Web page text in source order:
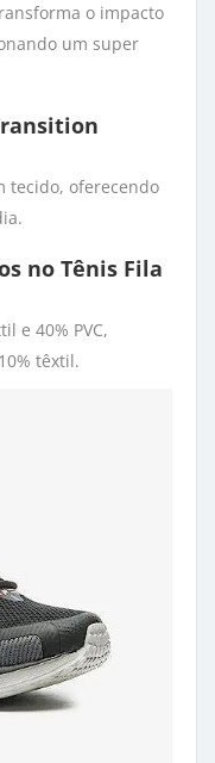
o impacto
um super
tecido, oferecendo
no Tênis Fila
e 40% PVC,
têxtil.